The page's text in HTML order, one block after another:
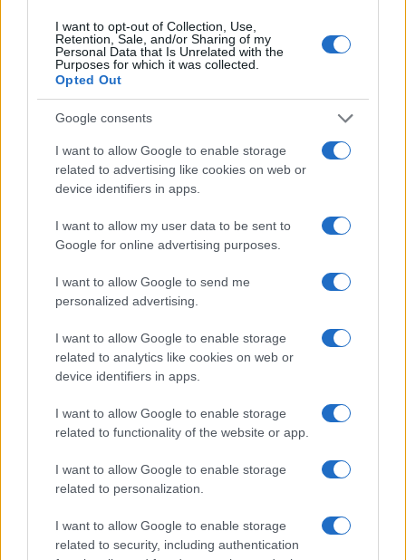
I want to opt-out of Collection, Use,
Retention, Sale, and/or Sharing of my
Personal Data that Is Unrelated with the
Purposes for which it was collected.
Opted Out
Google consents
I want to allow Google to enable storage
related to advertising like cookies on web or
device identifiers in apps.
I want to allow my user data to be sent to
Google for online advertising purposes.
I want to allow Google to send me
personalized advertising.
I want to allow Google to enable storage
related to analytics like cookies on web or
device identifiers in apps.
I want to allow Google to enable storage
related to functionality of the website or app.
I want to allow Google to enable storage
related to personalization.
I want to allow Google to enable storage
related to security, including authentication
Marco Tessari
Marco Tessari, giornalista trentino
specializzato in sport invernali e montagna,
segue da anni Coppa del Mondo di sci,
Olimpiadi invernali e alpinismo; racconta gare,
competenza tecnica e passione per le terre
alte.